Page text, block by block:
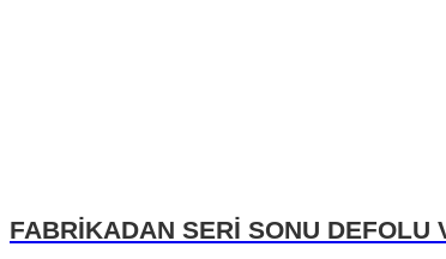
FABRİKADAN SERİ SONU